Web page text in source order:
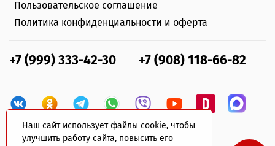
Наш сайт использует файлы cookie, чтобы
улучшить работу сайта, повысить его
Пользовательское соглашение
Политика конфиденциальности и оферта
+7 (999) 333-42-30 +7 (908) 118-66-82